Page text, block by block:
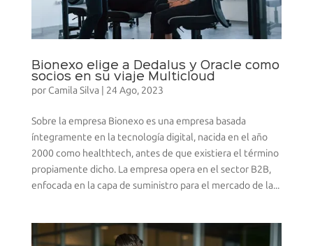
Bionexo elige a Dedalus y Oracle como
socios en su viaje Multicloud
por Camila Silva 24 Ago, 2023
Sobre la empresa Bionexo es una empresa basada
íntegramente en la tecnología digital, nacida en el año
2000 como healthtech, antes de que existiera el término
propiamente dicho. La empresa opera en el sector B2B,
enfocada en la capa de suministro para el mercado de la...